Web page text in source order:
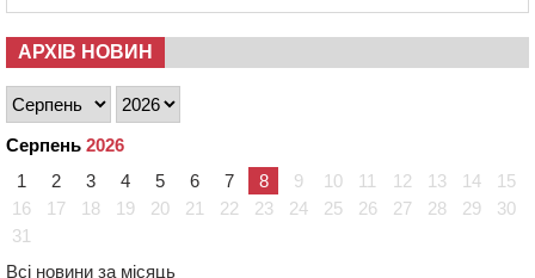
АРХІВ НОВИН
Серпень 2026
1
2 3 4 5 6 7 8 9 10 11 12 13 14
15
16
17 18 19 20 21 22 23 24 25 26 27 28 29
30
31
Всі новини за місяць